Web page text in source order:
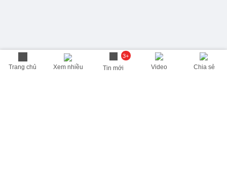
Trang chủ Xem nhiều
3+
Tin mới Video Chia sẻ